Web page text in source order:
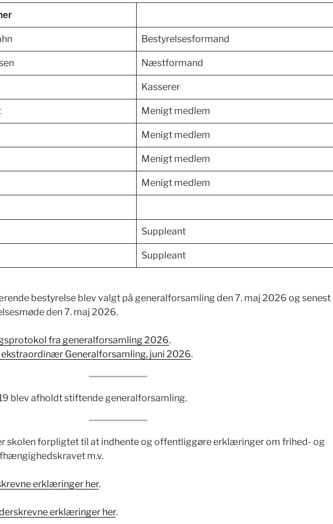
Bestyrelsesformand
Næstformand
Kasserer
Menigt medlem
Menigt medlem
Menigt medlem
Menigt medlem
Suppleant
Suppleant
bestyrelse blev valgt på generalforsamling den 7. maj 2026 og senest
den 7. maj 2026.
fra generalforsamling 2026.
Generalforsamling, juni 2026.
blev afholdt stiftende generalforsamling.
skolen forpligtet til at indhente og offentliggøre erklæringer om frihed- og
m.v.
erklæringer her.
erklæringer her.